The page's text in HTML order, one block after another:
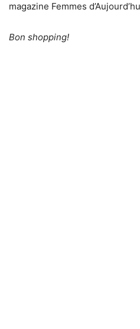
magazine Femmes
Bon shopping!